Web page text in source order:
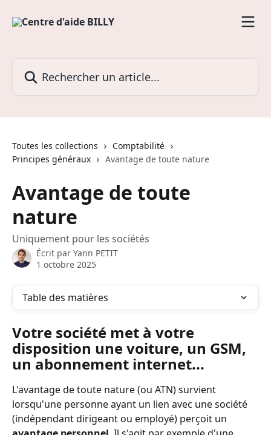
Toutes les collections
Comptabilité
Principes généraux
Avantage de toute nature
Avantage de toute
nature
Uniquement pour les sociétés
Écrit par Yann PETIT
1 octobre 2025
Table des matières
Votre société met à votre
disposition une voiture, un GSM,
un abonnement internet...
L'avantage de toute nature (ou ATN) survient
lorsqu'une personne ayant un lien avec une société
(indépendant dirigeant ou employé) perçoit un